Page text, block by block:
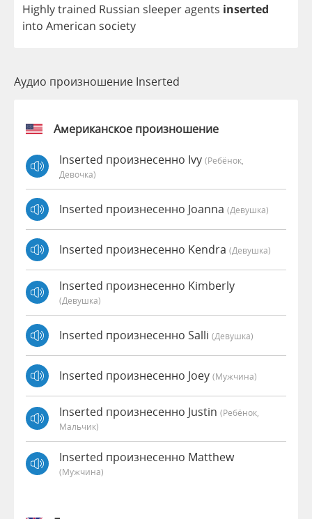
Highlytrained Russian sleeperagents inserted
into American society
Аудио произношение Inserted
Американское произношение
Inserted произнесенно Ivy (Ребёнок,
Девочка)
Inserted произнесенно Joanna (девушка)
Inserted произнесенно Kendra (девушка)
Inserted произнесенно Kimberly
(девушка)
Inserted произнесенно Salli (девушка)
Inserted произнесенно Joey (мужчина)
Inserted произнесенно Justin (Ребёнок,
Мальчик)
Inserted произнесенно Matthew
(мужчина)